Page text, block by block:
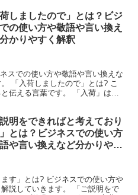
荷しましたので」とは？ビジ
の使い方や敬語や言い換え
かりやすく解釈
スでの使い方や敬語や言い換えな
「入荷しましたので」とは? こ
伝える言葉です。 「入荷」は
説明をできればと考えており
とは？ビジネスでの使い方
や言い換えなど分かりやす
す」とは? ビジネスでの使い方や
説していきます。 「ご説明をで